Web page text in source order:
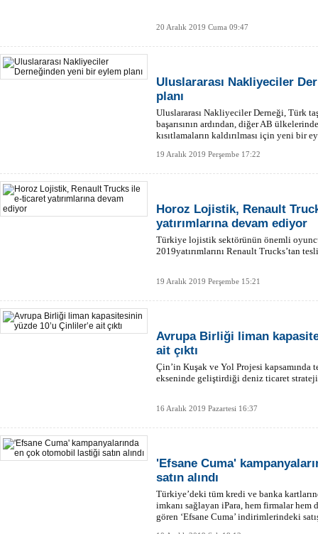
20 Aralık 2019 Cuma 09:47
Uluslararası Nakliyeciler
planı
Uluslararası Nakliyeciler Derneği, Türk
başarısının ardından, diğer AB
kısıtlamaların kaldırılması için yeni bir
19 Aralık 2019 Perşembe 17:22
Horoz Lojistik, Renault
yatırımlarına devam ediyor
Türkiye lojistik sektörünün önemli
2019yatırımlarını Renault Trucks’tan
19 Aralık 2019 Perşembe 15:21
Avrupa Birliği liman
ait çıktı
Çin’in Kuşak ve Yol Projesi kapsamında
ekseninde geliştirdiği deniz ticaret
16 Aralık 2019 Pazartesi 16:37
'Efsane Cuma'
satın alındı
Türkiye’deki tüm kredi ve banka
imkanı sağlayan iPara, hem firmalar
gören ‘Efsane Cuma’ indirimlerindeki